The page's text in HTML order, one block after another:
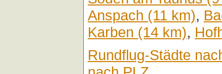
Anspach (11 km),
Karben (14 km),
Rundflug-Städte